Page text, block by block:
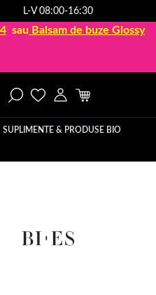
L-V 08:00-16:30
sau Balsam de buze Glossy
SUPLIMENTE & PRODUSE BIO